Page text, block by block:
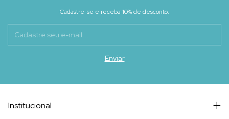
Cadastre-se e receba 10% de desconto.
Institucional